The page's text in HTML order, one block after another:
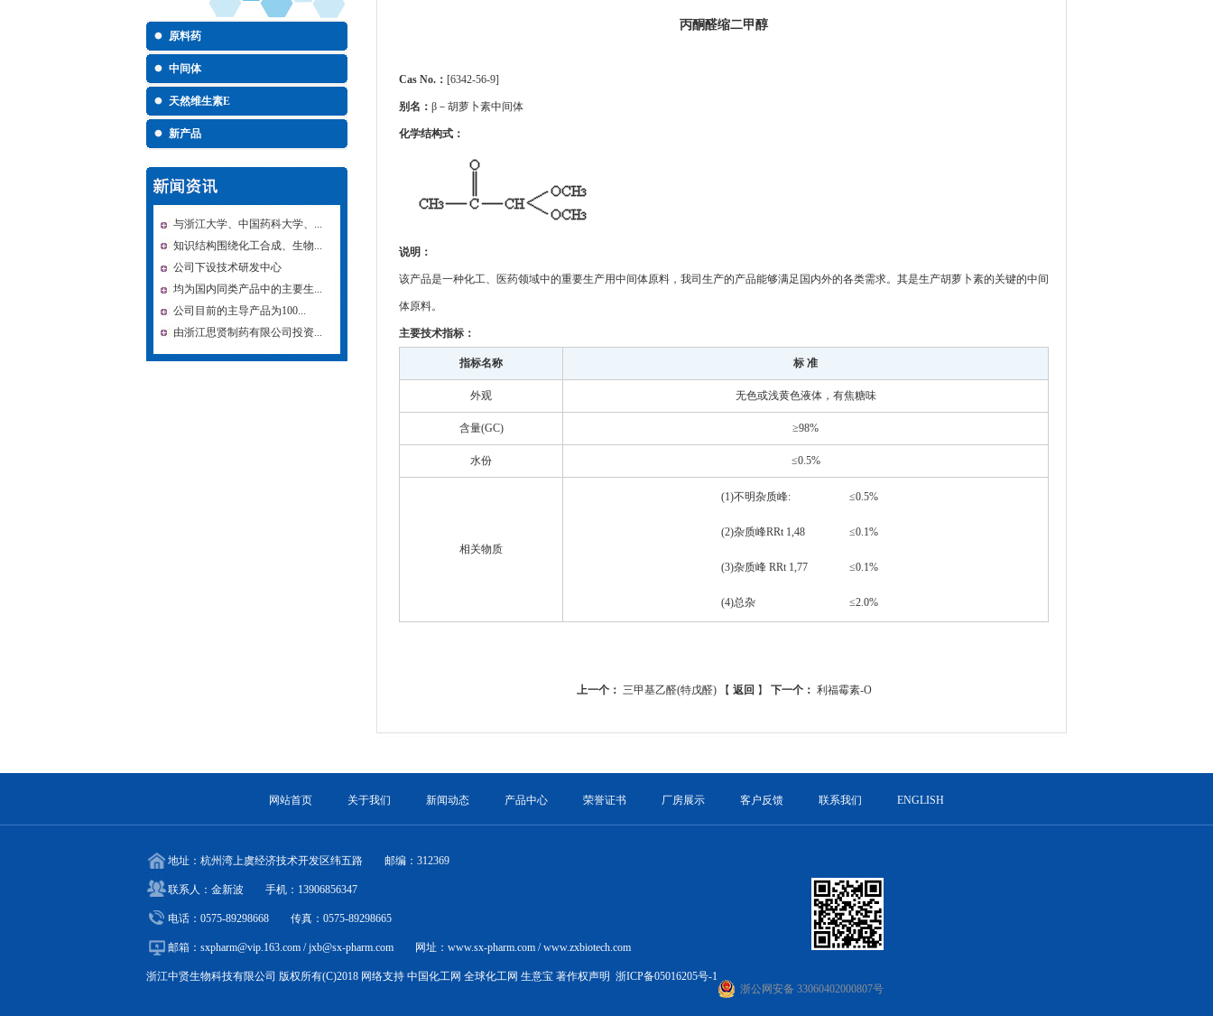
原料药
中间体
天然维生素E
新产品
与浙江大学、中国药科大学、...
知识结构围绕化工合成、生物...
公司下设技术研发中心
均为国内同类产品中的主要生...
公司目前的主导产品为100...
由浙江思贤制药有限公司投资...
丙酮醛缩二甲醇
Cas No.： [6342-56-9]
别名： β－胡萝卜素中间体
化学结构式：
说明：
该产品是一种化工、医药领域中的重要生产用中间体原料，我司生产的产品能够满足国内外的各类需求。其是生产胡萝卜素的关键的中间
体原料。
主要技术指标：
指标名称 标 准
外观 无色或浅黄色液体，有焦糖味
含量(GC) ≥98%
水份 ≤0.5%
相关物质
(1)不明杂质峰: ≤0.5%
(2)杂质峰RRt 1,48 ≤0.1%
(3)杂质峰 RRt 1,77 ≤0.1%
(4)总杂 ≤2.0%
上一个： 三甲基乙醛(特戊醛) 【 返回 】 下一个： 利福霉素-O
网站首页 关于我们 新闻动态 产品中心 荣誉证书 厂房展示 客户反馈 联系我们 ENGLISH
地址：杭州湾上虞经济技术开发区纬五路 邮编：312369
联系人：金新波 手机：13906856347
电话：0575-89298668 传真：0575-89298665
邮箱： sxpharm@vip.163.com /jxb@sx-pharm.com 网址： www.sx-pharm.com /www.zxbiotech.com
浙江中贤生物科技有限公司 版权所有(C)2018 网络支持 中国化工网 全球化工网 生意宝 著作权声明 浙ICP备05016205号-1
浙公网安备 33060402000807号